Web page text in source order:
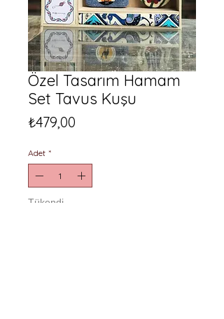
Özel Tasarım Hamam
Set Tavus Kuşu
₺479,00
Adet *
Tükendi